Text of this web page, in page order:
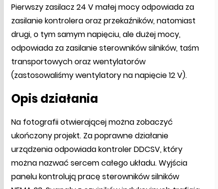
Pierwszy zasilacz 24 V małej mocy odpowiada za
zasilanie kontrolera oraz przekaźników, natomiast
drugi, o tym samym napięciu, ale dużej mocy,
odpowiada za zasilanie sterowników silników, taśm
transportowych oraz wentylatorów
(zastosowaliśmy wentylatory na napięcie 12 V).
Opis działania
Na fotografii otwierającej można zobaczyć
ukończony projekt. Za poprawne działanie
urządzenia odpowiada kontroler DDCSV, który
można nazwać sercem całego układu. Wyjścia
panelu kontrolują pracę sterowników silników